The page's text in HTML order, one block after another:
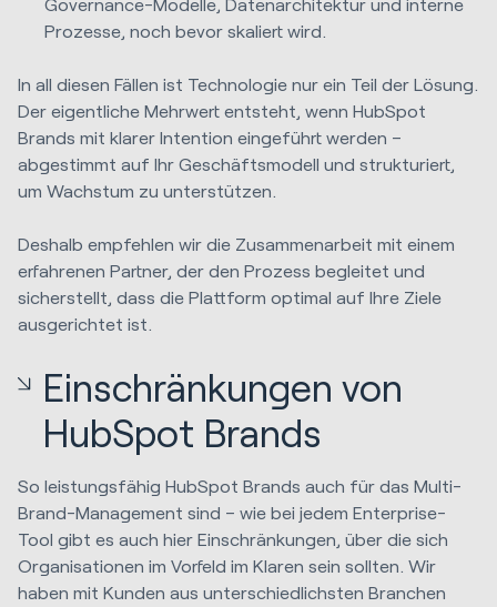
Prozesse, noch bevor skaliert wird.
In all diesen Fällen ist Technologie nur ein Teil der Lösung.
Der eigentliche Mehrwert entsteht, wenn HubSpot
Brands mit klarer Intention eingeführt werden –
abgestimmt auf Ihr Geschäftsmodell und strukturiert,
um Wachstum zu unterstützen.
Deshalb empfehlen wir die Zusammenarbeit mit einem
erfahrenen Partner, der den Prozess begleitet und
sicherstellt, dass die Plattform optimal auf Ihre Ziele
ausgerichtet ist.
Einschränkungen von
HubSpot Brands
So leistungsfähig HubSpot Brands auch für das Multi-
Brand-Management sind – wie bei jedem Enterprise-
Tool gibt es auch hier Einschränkungen, über die sich
Organisationen im Vorfeld im Klaren sein sollten. Wir
haben mit Kunden aus unterschiedlichsten Branchen